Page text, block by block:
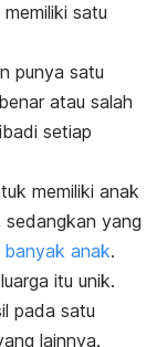
satu
punya satu
atau salah
setiap
memiliki anak
yang
anak.
itu unik.
pada satu
lainnya.